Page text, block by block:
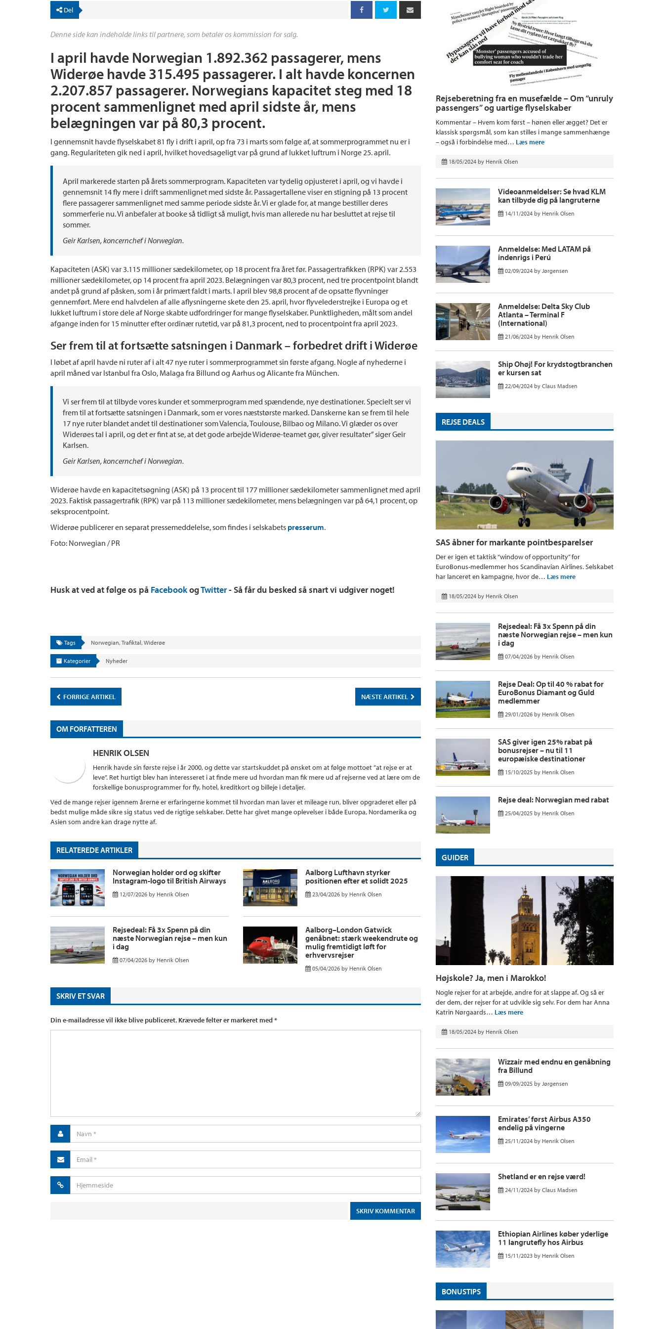
Del
Denne side kan indeholde links til partnere, som betaler os kommission for salg.
I april havde Norwegian 1.892.362 passagerer, mens
Widerøe havde 315.495 passagerer. I alt havde koncernen
2.207.857 passagerer. Norwegians kapacitet steg med 18
procent sammenlignet med april sidste år, mens
belægningen var på 80,3 procent.
I gennemsnit havde flyselskabet 81 fly i drift i april, op fra 73 i marts som følge af, at sommerprogrammet nu er i
gang. Regulariteten gik ned i april, hvilket hovedsageligt var på grund af lukket luftrum i Norge 25. april.
April markerede starten på årets sommerprogram. Kapaciteten var tydelig opjusteret i april, og vi havde i
gennemsnit 14 fly mere i drift sammenlignet med sidste år. Passagertallene viser en stigning på 13 procent
flere passagerer sammenlignet med samme periode sidste år. Vi er glade for, at mange bestiller deres
sommerferie nu. Vi anbefaler at booke så tidligt så muligt, hvis man allerede nu har besluttet at rejse til
sommer.
Geir Karlsen, koncernchef i Norwegian.
Kapaciteten (ASK) var 3.115 millioner sædekilometer, op 18 procent fra året før. Passagertrafikken (RPK) var 2.553
millioner sædekilometer, op 14 procent fra april 2023. Belægningen var 80,3 procent, ned tre procentpoint blandt
andet på grund af påsken, som i år primært faldt i marts. I april blev 98,8 procent af de opsatte flyvninger
gennemført. Mere end halvdelen af alle aflysningerne skete den 25. april, hvor flyvelederstrejke i Europa og et
lukket luftrum i store dele af Norge skabte udfordringer for mange flyselskaber. Punktligheden, målt som andel
afgange inden for 15 minutter efter ordinær rutetid, var på 81,3 procent, ned to procentpoint fra april 2023.
Ser frem til at fortsætte satsningen i Danmark – forbedret drift i Widerøe
I løbet af april havde ni ruter af i alt 47 nye ruter i sommerprogrammet sin første afgang. Nogle af nyhederne i
april måned var Istanbul fra Oslo, Malaga fra Billund og Aarhus og Alicante fra München.
Vi ser frem til at tilbyde vores kunder et sommerprogram med spændende, nye destinationer. Specielt ser vi
frem til at fortsætte satsningen i Danmark, som er vores næststørste marked. Danskerne kan se frem til hele
17 nye ruter blandet andet til destinationer som Valencia, Toulouse, Bilbao og Milano. Vi glæder os over
Widerøes tal i april, og det er fint at se, at det gode arbejde Widerøe-teamet gør, giver resultater” siger Geir
Karlsen.
Geir Karlsen, koncernchef i Norwegian.
Widerøe havde en kapacitetsøgning (ASK) på 13 procent til 177 millioner sædekilometer sammenlignet med april
2023. Faktisk passagertrafik (RPK) var på 113 millioner sædekilometer, mens belægningen var på 64,1 procent, op
seksprocentpoint.
Widerøe publicerer en separat pressemeddelelse, som findes i selskabets presserum.
Foto: Norwegian / PR
Husk at ved at følge os på FacebookogTwitter- Så får du besked så snart vi udgiver noget!
Tags Norwegian, Trafiktal, Widerøe
Kategorier Nyheder
FORRIGE ARTIKEL NÆSTE ARTIKEL
OM FORFATTEREN
HENRIK OLSEN
Henrik havde sin første rejse i år 2000, og dette var startskuddet på ønsket om at følge mottoet ”at rejse er at
leve”. Ret hurtigt blev han interesseret i at finde mere ud hvordan man fik mere ud af rejserne ved at lære om de
forskellige bonusprogrammer for fly, hotel, kreditkort og billeje i detaljer.
Ved de mange rejser igennem årerne er erfaringerne kommet til hvordan man laver et mileage run, bliver opgraderet eller på
bedst mulige måde sikre sig status ved de rigtige selskaber. Dette har givet mange oplevelser i både Europa, Nordamerika og
Asien som andre kan drage nytte af.
RELATEREDE ARTIKLER
Norwegian holder ord og skifter
Instagram-logo til British Airways
12/07/2026 by Henrik Olsen
Aalborg Lufthavn styrker
positionen efter et solidt 2025
23/04/2026 by Henrik Olsen
Rejsedeal: Få 3x Spenn på din
næste Norwegian rejse – men kun
i dag
07/04/2026 by Henrik Olsen
Aalborg–London Gatwick
genåbnet: stærk weekendrute og
mulig fremtidigt løft for
erhvervsrejser
05/04/2026 by Henrik Olsen
SKRIV ET SVAR
Din e-mailadresse vil ikke blive publiceret. Krævede felter er markeret med*
Rejseberetning fra en musefælde – Om “unruly
passengers” og uartige flyselskaber
Kommentar – Hvem kom først – hønen eller ægget? Det er
klassisk spørgsmål, som kan stilles i mange sammenhænge
– også i forbindelse med… Læs mere
18/05/2024 by Henrik Olsen
Videoanmeldelser: Se hvad KLM
kan tilbyde dig på langruterne
14/11/2024 by Henrik Olsen
Anmeldelse: Med LATAM på
indenrigs i Perú
02/09/2024 by Jørgensen
Anmeldelse: Delta Sky Club
Atlanta – Terminal F
(International)
21/06/2024 by Henrik Olsen
Ship Ohøj! For krydstogtbranchen
er kursen sat
22/04/2024 by Claus Madsen
REJSE DEALS
SAS åbner for markante pointbesparelser
Der er igen et taktisk “window of opportunity” for
EuroBonus-medlemmer hos Scandinavian Airlines. Selskabet
har lanceret en kampagne, hvor de… Læs mere
18/05/2024 by Henrik Olsen
Rejsedeal: Få 3x Spenn på din
næste Norwegian rejse – men kun
i dag
07/04/2026 by Henrik Olsen
Rejse Deal: Op til 40 % rabat for
EuroBonus Diamant og Guld
medlemmer
29/01/2026 by Henrik Olsen
SAS giver igen 25% rabat på
bonusrejser – nu til 11
europæiske destinationer
15/10/2025 by Henrik Olsen
Rejse deal: Norwegian med rabat
25/04/2025 by Henrik Olsen
GUIDER
Højskole? Ja, men i Marokko!
Nogle rejser for at arbejde, andre for at slappe af. Og så er
der dem, der rejser for at udvikle sig selv. For dem har Anna
Katrin Nørgaards… Læs mere
18/05/2024 by Henrik Olsen
Wizzair med endnu en genåbning
fra Billund
09/09/2025 by Jørgensen
Emirates’ først Airbus A350
endelig på vingerne
25/11/2024 by Henrik Olsen
Shetland er en rejse værd!
24/11/2024 by Claus Madsen
Ethiopian Airlines køber yderlige
11 langrutefly hos Airbus
15/11/2023 by Henrik Olsen
BONUSTIPS